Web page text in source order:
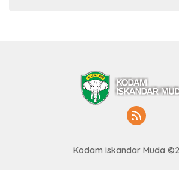
Kodam Iskandar Muda